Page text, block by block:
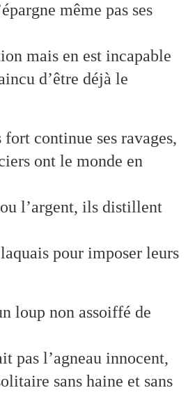
même pas ses
mais en est incapable
d’être déjà le
continue ses ravages,
ont le monde en
l’argent, ils distillent
pour imposer leurs
loup non assoiffé de
pas l’agneau innocent,
sans haine et sans